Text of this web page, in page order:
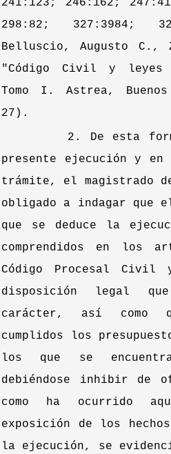
241:123; 246:162;
298:82; 327:3984;
Belluscio, Augusto C.,
"Código Civil y leyes
Tomo I. Astrea,
27).
2. De esta
presente ejecución y
trámite, el magistrado
obligado a indagar que
que se deduce la
comprendidos en los
Código Procesal Civil
disposición legal
carácter, así como
cumplidos los
los que se
debiéndose inhibir de
como ha ocurrido
exposición de los
la ejecución, se